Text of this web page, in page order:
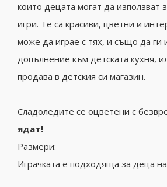
които децата могат да използват
игри. Те са красиви, цветни и
може да играе с тях, и също да ги
допълнение към детската кухня,
продава в детския си магазин.
Сладоледите се оцветени с
ядат!
Размери:
Играчката е подходяща за деца